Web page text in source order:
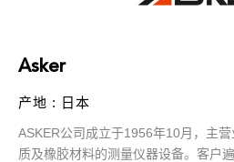
Asker
产地 : 日本
ASKER公司成立于1956年10月，主
质及橡胶材料的测量仪器设备。客户